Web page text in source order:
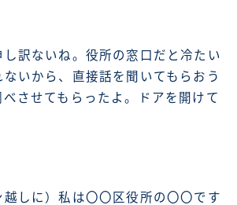
訳ないね。役所の窓口だと冷たい
いから、直接話を聞いてもらおう
べさせてもらったよ。ドアを開けて
しに）私は〇〇区役所の〇〇です